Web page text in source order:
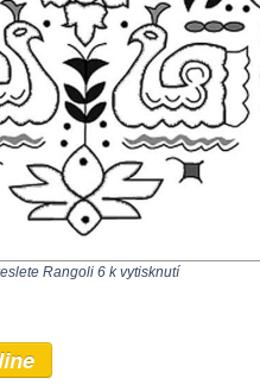
Rangoli 6 k vytisknutí